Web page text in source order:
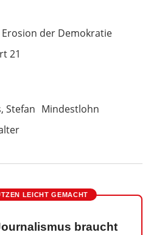
Erosion der Demokratie
21
Stefan Mindestlohn
LEICHT GEMACHT
braucht